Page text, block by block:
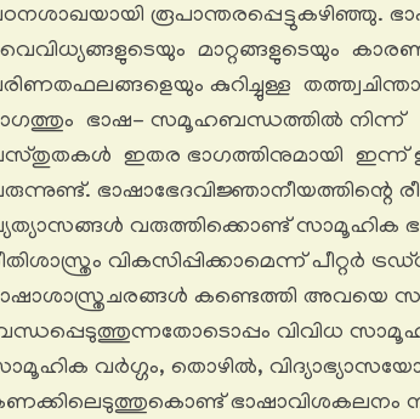
രൂപാന്തരപ്പെട്ടുകഴിഞ്ഞു.
മാറ്റങ്ങളുടെയും
കുറിച്ചുള്ള
ഭാഷ- സമൂഹബന്ധത്തിൽ നിന്ന്
ഇതര ഭാഗത്തിനുമായി ഇന്ന്
ഭാഷാഭേദവിജ്ഞാനീയത്തിന്റെ
വരുത്തിക്കൊണ്ട് സാമൂഹിക
വികസിപ്പിക്കാമെന്ന് പീറ്റർ
കണ്ടെത്തി അവയെ
വിവിധ
വർഗ്ഗം, തൊഴിൽ,
ഭാഷാവിശകലനം